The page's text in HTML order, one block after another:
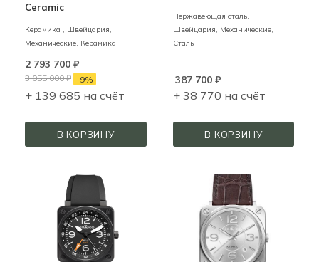
Ceramic
Керамика , Швейцария,
Механические, Керамика
2 793 700 ₽
3 055 000₽ -9%
+ 139 685 на счёт
В КОРЗИНУ
Нержавеющая сталь,
Швейцария,
Механические,
Сталь
387 700₽
+ 38 770 на счёт
В КОРЗИНУ